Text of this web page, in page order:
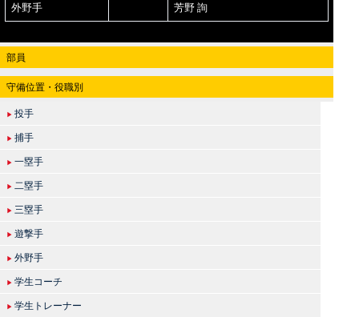
外野手 芳野 詢
部員
守備位置・役職別
▶ 投手
▶ 捕手
▶ 一塁手
▶ 二塁手
▶ 三塁手
▶ 遊撃手
▶ 外野手
▶ 学生コーチ
▶ 学生トレーナー